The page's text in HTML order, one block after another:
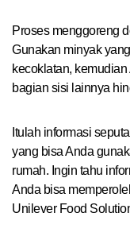
Proses menggoreng
Gunakan minyak
kecoklatan,
bagian sisi lainnya
Itulah informasi
yang bisa Anda
rumah. Ingin tahu
Anda bisa
Unilever Food